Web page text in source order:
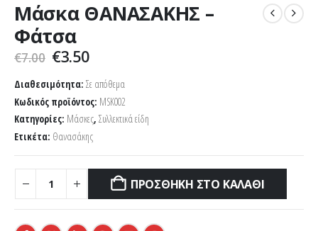
Μάσκα ΘΑΝΑΣΑΚΗΣ –
Φάτσα
€7.00 Original
was:
€7.00.
€3.50Η
τιμή
είναι:
€3.50.
Διαθεσιμότητα: Σε απόθεμα
Κωδικός προϊόντος: MSK002
Κατηγορίες: Μάσκες, Συλλεκτικά είδη
Ετικέτα: Θανασάκης
ΠΡΟΣΘΉΚΗ ΣΤΟ ΚΑΛΆΘΙ